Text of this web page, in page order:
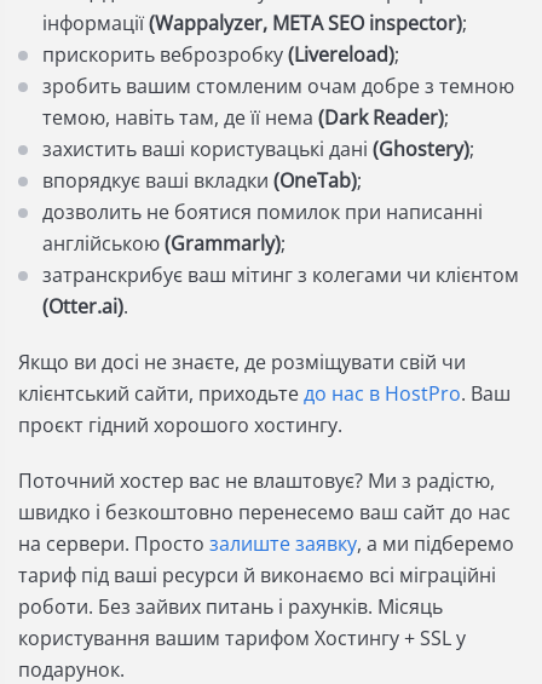
інформації(Wappalyzer, META SEO inspector);
прискорить веброзробку(Livereload);
зробить вашим стомленим очам добре з темною
темою, навіть там, де її нема (Dark Reader);
захистить ваші користувацькі дані (Ghostery);
впорядкує ваші вкладки (OneTab);
дозволить не боятися помилок при написанні
англійською(Grammarly);
затранскрибує ваш мітинг з колегами чи клієнтом
(Otter.ai).
Якщо ви досі не знаєте, де розміщувати свій чи
клієнтський сайти, приходьтедо нас в HostPro. Ваш
проєкт гідний хорошого хостингу.
Поточний хостер вас не влаштовує? Ми з радістю,
швидко і безкоштовно перенесемо ваш сайт до нас
на сервери. Просто залиште заявку, а ми підберемо
тариф під ваші ресурси й виконаємо всі міграційні
роботи. Без зайвих питань і рахунків. Місяць
користування вашим тарифом Хостингу + SSL у
подарунок.